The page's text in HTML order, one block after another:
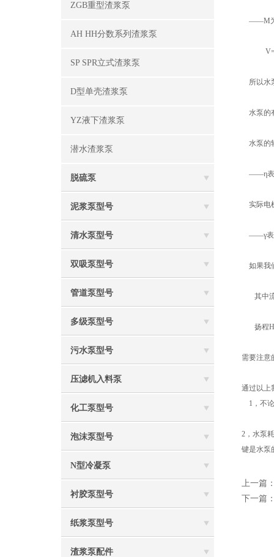
ZGB重型渣浆泵
AH HH分数系列渣浆泵
SP SPR立式渣浆泵
D型单壳渣浆泵
YZ液下渣浆泵
潜水渣浆泵
脱硫泵
泥浆泵型号
清水泵型号
双吸泵型号
管道泵型号
多级泵型号
污水泵型号
压滤机入料泵
化工泵型号
泡沫泵型号
N型冷凝泵
衬胶泵型号
纸浆泵型号
渣浆泵配件
——M为
V=Qt
所以水
水泵的
水泵的
——η表
实际电
——γ表
如果我
其中流
扬程H
需要注意
通过以上
1，不
2，水泵
键是水泵
上一篇
下一篇